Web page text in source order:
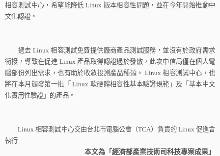
相容測試中心，希望能降低 Linux 版本相容性問題，並在今年開始推動中
文化認證。
過去 Linux相容測試免費提供廠商產品測試服務，並沒有於政府需求
銜接，導致在促進 Linux 產品取得認證過於發散，此次中信局僅在個人電
腦部份列出需求，也有助於收斂投測產品種類。 Linux相容測試中心，也
將在本月頒發第一批「 Linux 軟硬體相容性基本驗證規範」及「基本中文
化實用性驗證」的產品。
Linux相容測試中心交由台北市電腦公會（TCA）負責的Linux 促進會
執行
本文為「經濟部產業技術司科技專案成果」